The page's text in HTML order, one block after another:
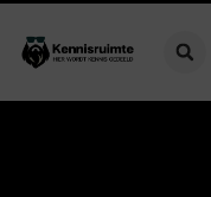
doel: waarom geven